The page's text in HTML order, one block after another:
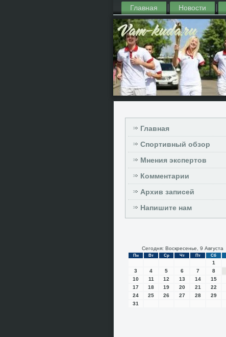
Главная Новости
Главная
Спортивный обзор
Мнения экспертов
Комментарии
Архив записей
Напишите нам
Сегодня: Воскресенье, 9 Августа
Пн Вт Ср Чт Пт Сб
1
3
4 5 6 7 8
10
11 12 13 14 15
17
18 19 20 21 22
24
25 26 27 28 29
31